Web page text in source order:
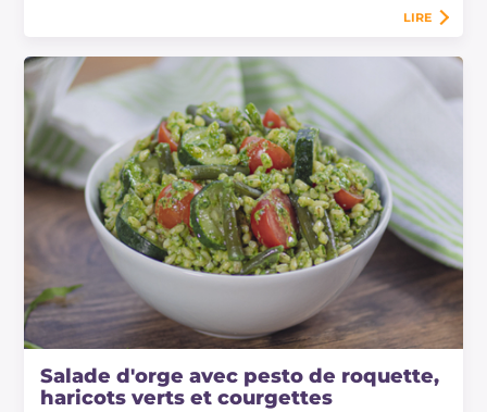
LIRE
Salade d'orge avec pesto de roquette,
haricots verts et courgettes